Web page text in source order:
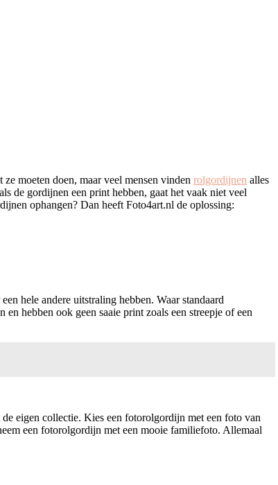
moeten doen, maar veel mensen vinden rolgordijnen alles
de gordijnen een print hebben, gaat het vaak niet veel
ophangen? Dan heeft Foto4art.nl de oplossing:
hele andere uitstraling hebben. Waar standaard
hebben ook geen saaie print zoals een streepje of een
eigen collectie. Kies een fotorolgordijn met een foto van
een fotorolgordijn met een mooie familiefoto. Allemaal